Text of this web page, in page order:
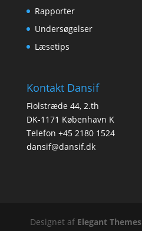
Rapporter
Undersøgelser
Læsetips
Kontakt Dansif
Fiolstræde 44, 2.th
DK-1171 København K
Telefon +45 2180 1524
dansif@dansif.dk
Designet af Elegant Themes